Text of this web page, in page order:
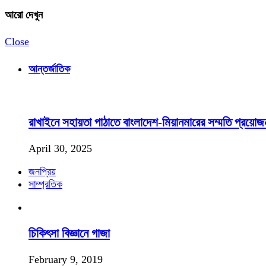
আরো দেখুন
Close
আন্তর্জাতিক
রাখাইনে সহায়তা পাঠাতে বাংলাদেশ-মিয়ানমারের সম্মতি
April 30, 2025
জনপ্রিয়
সাম্প্রতিক
চিকিৎসা বিজ্ঞানে গাজা
February 9, 2019